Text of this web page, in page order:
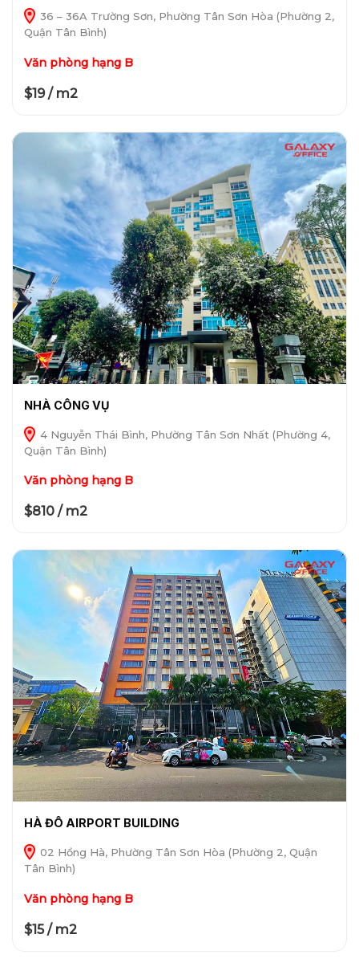
36 – 36A Trường Sơn, Phường Tân Sơn Hòa (Phường 2,
Quận Tân Bình)
Văn phòng hạng B
$19 / m2
NHÀ CÔNG VỤ
4 Nguyễn Thái Bình, Phường Tân Sơn Nhất (Phường 4,
Quận Tân Bình)
Văn phòng hạng B
$810 / m2
HÀ ĐÔ AIRPORT BUILDING
02 Hồng Hà, Phường Tân Sơn Hòa (Phường 2, Quận
Tân Bình)
Văn phòng hạng B
$15 / m2